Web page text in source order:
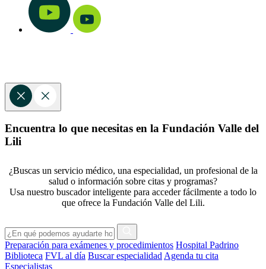
Encuentra lo que necesitas en la Fundación Valle del
Lili
¿Buscas un servicio médico, una especialidad, un profesional de la
salud o información sobre citas y programas?
Usa nuestro buscador inteligente para acceder fácilmente a todo lo
que ofrece la Fundación Valle del Lili.
Preparación para exámenes y procedimientos Hospital Padrino
Biblioteca FVL al día Buscar especialidad Agenda tu cita
Especialistas